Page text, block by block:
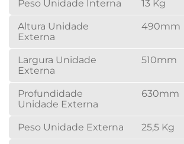
Peso Unidade Interna 13 Kg
Altura Unidade
Externa
490mm
Largura Unidade
Externa
510mm
Profundidade
Unidade Externa
630mm
Peso Unidade Externa 25,5 Kg